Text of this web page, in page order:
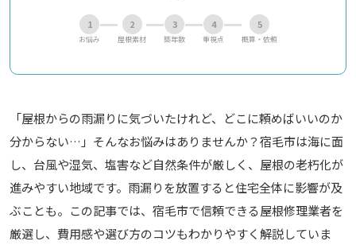
1
お悩み
2
屋根素材
3
築年数
4
重視点
5
概算・依頼
「屋根からの雨漏りに気づいたけれど、どこに頼めばいいのか
分からない…」そんなお悩みはありませんか？宿毛市は海に面
し、台風や湿気、塩害など自然条件が厳しく、屋根の老朽化が
進みやすい地域です。雨漏りを放置すると住宅全体に影響が及
ぶことも。この記事では、宿毛市で信頼できる屋根修理業者を
厳選し、費用感や選び方のコツもわかりやすく解説していま